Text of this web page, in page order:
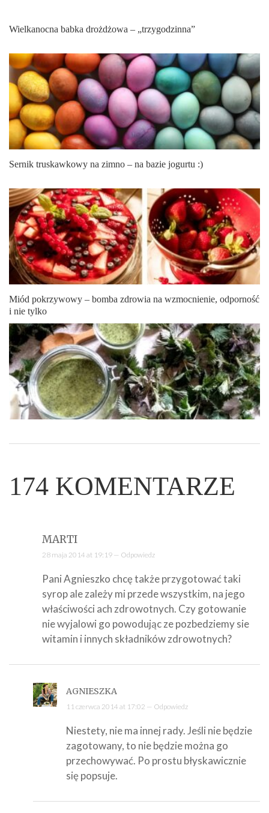
Wielkanocna babka drożdżowa – „trzygodzinna”
Sernik truskawkowy na zimno – na bazie jogurtu :)
Miód pokrzywowy – bomba zdrowia na wzmocnienie, odporność
i nie tylko
174 KOMENTARZE
MARTI
28 maja 2014 at 19:19 — Odpowiedz
Pani Agnieszko chcę także przygotować taki
syrop ale zależy mi przede wszystkim, na jego
właściwości ach zdrowotnych. Czy gotowanie
nie wyjalowi go powodując ze pozbedziemy sie
witamin i innych składników zdrowotnych?
AGNIESZKA
11 czerwca 2014 at 17:02 — Odpowiedz
Niestety, nie ma innej rady. Jeśli nie będzie
zagotowany, to nie będzie można go
przechowywać. Po prostu błyskawicznie
się popsuje.